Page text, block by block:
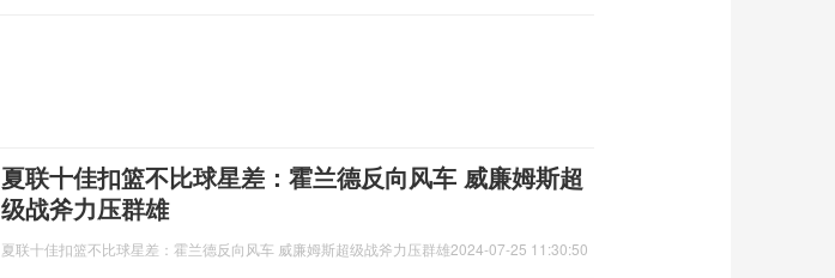
夏联十佳扣篮不比球星差：霍兰德反向风车 威廉姆斯超
级战斧力压群雄
夏联十佳扣篮不比球星差：霍兰德反向风车 威廉姆斯超级战斧力压群雄2024-07-25 11:30:50